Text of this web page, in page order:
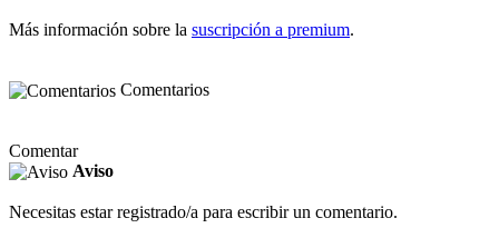
Más información sobre la suscripción a premium.
Comentarios
Comentar
Aviso
Necesitas estar registrado/a para escribir un comentario.